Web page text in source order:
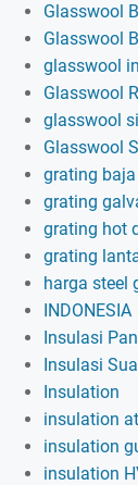
Glasswool
Glasswool
glasswool
Glasswool
glasswool
Glasswool
grating baja
grating
grating hot
grating
harga steel
INDONESIA
Insulasi
Insulasi
Insulation
insulation
insulation
insulation